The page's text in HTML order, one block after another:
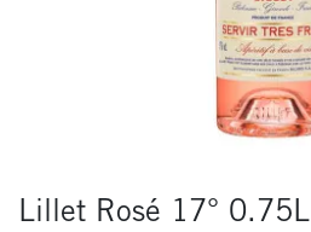
Lillet Rosé 17° 0.75L